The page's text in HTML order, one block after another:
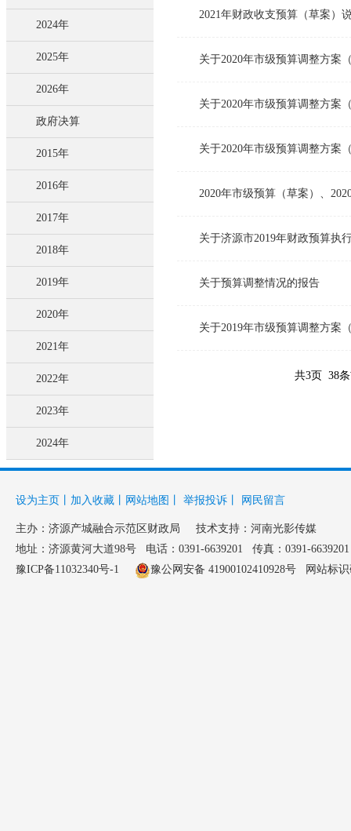
2024年
2025年
2026年
政府决算
2015年
2016年
2017年
2018年
2019年
2020年
2021年
2022年
2023年
2024年
2021年财政收支预算（草案）
关于2020年市级预算调整方案
关于2020年市级预算调整方案
关于2020年市级预算调整方案
2020年市级预算（草案）、
关于济源市2019年财政预算执
关于预算调整情况的报告
关于2019年市级预算调整方案
共3页 38
设为主页 加入收藏 网站地图 举报投诉 网民留言
主办： 济源产城融合示范区财政局 技术支持：河南光影传媒
地址：济源黄河大道98号 电话：0391-6639201 传真：0391-
豫ICP备11032340号-1
豫公网安备 41900102410928号 网站标识